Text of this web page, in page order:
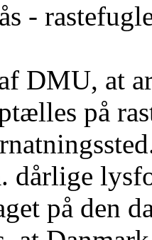
-
DMU, at
på
dårlige
på den